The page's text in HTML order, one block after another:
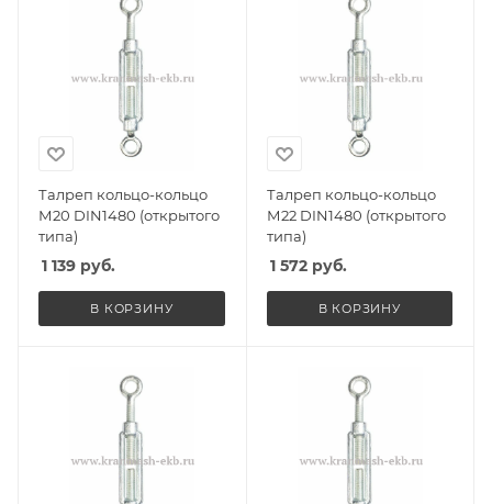
Талреп кольцо-кольцо
М20 DIN1480 (открытого
типа)
1 139 руб.
В КОРЗИНУ
Талреп кольцо-кольцо
М22 DIN1480 (открытого
типа)
1 572руб.
В КОРЗИНУ